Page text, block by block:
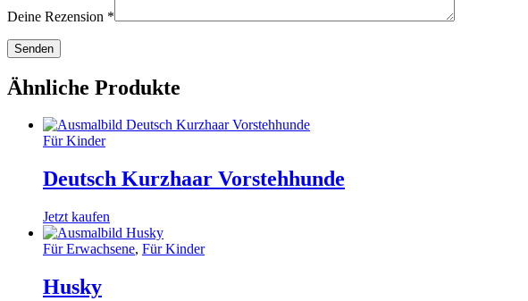
Deine Rezension *
Ähnliche Produkte
Für Kinder
Deutsch Kurzhaar Vorstehhunde
Jetzt kaufen
Für Erwachsene, Für Kinder
Husky